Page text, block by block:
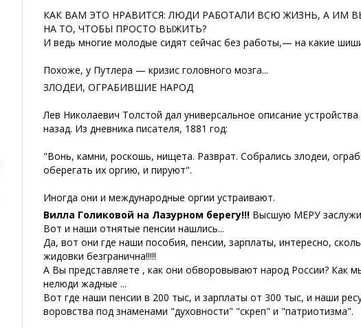
КАК ВАМ ЭТО НРАВИТСЯ: ЛЮДИ РАБОТАЛИ ВСЮ ЖИЗНЬ, А ИМ
НА ТО, ЧТОБЫ ПРОСТО ВЫЖИТЬ?
И ведь многие молодые сидят сейчас без работы,— на какие
Похоже, у Путлера — кризис головного мозга...
ЗЛОДЕИ, ОГРАБИВШИЕ НАРОД
Лев Николаевич Толстой дал универсальное описание
назад. Из дневника писателя, 1881 год:
"Вонь, камни, роскошь, нищета. Разврат. Собрались злодеи,
оберегать их оргию, и пируют".
Иногда они и международные оргии устраивают.
Вилла Голиковой на Лазурном берегу!!! Высшую МЕРУ
Вот и наши отнятые пенсии нашлись...
Да, вот они где наши пособия, пенсии, зарплаты, интересно,
жидовки безгранична!!!!!
А Вы представляете , как они обворовывают народ России? Как
нелюди жадные ...
Вот где наши пенсии в 200 тыс, и зарплаты от 300 тыс, и наши
воровства под знаменами "духовности" "скреп" и "патриотизма".